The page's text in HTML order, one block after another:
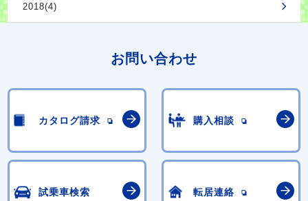
2018(4)
お問い合わせ
カタログ請求 購入相談
試乗車検索 転居連絡